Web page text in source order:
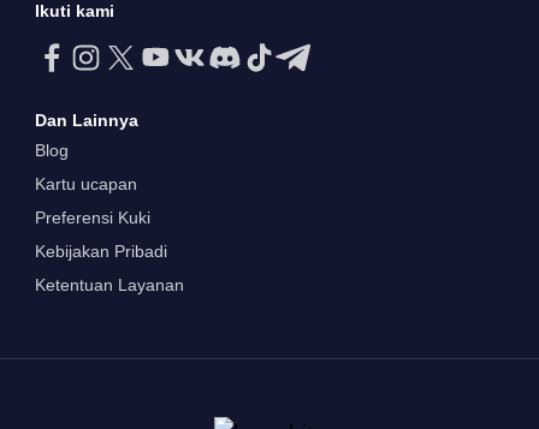
Ikuti kami
Dan Lainnya
Blog
Kartu ucapan
Preferensi Kuki
Kebijakan Pribadi
Ketentuan Layanan